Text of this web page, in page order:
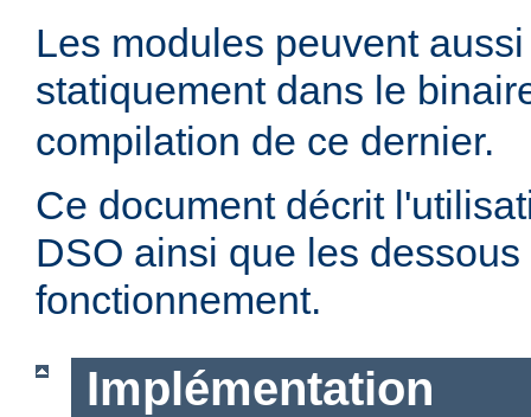
Les modules peuvent
statiquement dans le
compilation de ce dernier.
Ce document décrit
DSO ainsi que les
fonctionnement.
Implémentation